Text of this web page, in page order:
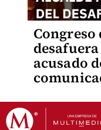
Congreso
acusado